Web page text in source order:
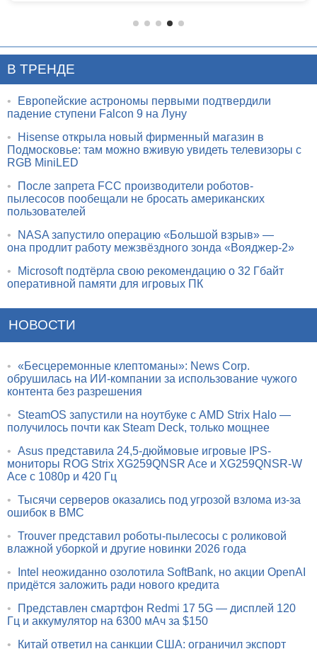
В ТРЕНДЕ
•
Европейские астрономы первыми подтвердили
падение ступени Falcon 9 на Луну
•
Hisense открыла новый фирменный магазин в
Подмосковье: там можно вживую увидеть телевизоры с
RGB MiniLED
•
После запрета FCC производители роботов-
пылесосов пообещали не бросать американских
пользователей
•
NASA запустило операцию «Большой взрыв» —
она продлит работу межзвёздного зонда «Вояджер-2»
•
Microsoft подтёрла свою рекомендацию о 32 Гбайт
оперативной памяти для игровых ПК
НОВОСТИ
• «Бесцеремонные клептоманы»: News Corp.
обрушилась на ИИ-компании за использование чужого
контента без разрешения
•
SteamOS запустили на ноутбуке с AMD Strix Halo —
получилось почти как Steam Deck, только мощнее
• Asus представила 24,5-дюймовые игровые IPS-
мониторы ROG Strix XG259QNSR Ace и XG259QNSR-W
Ace с 1080p и 420 Гц
• Тысячи серверов оказались под угрозой взлома из-за
ошибок в BMC
• Trouver представил роботы-пылесосы с роликовой
влажной уборкой и другие новинки 2026 года
•
Intel неожиданно озолотила SoftBank, но акции OpenAI
придётся заложить ради нового кредита
•
Представлен смартфон Redmi 17 5G — дисплей 120
Гц и аккумулятор на 6300 мАч за $150
•
Китай ответил на санкции США: ограничил экспорт